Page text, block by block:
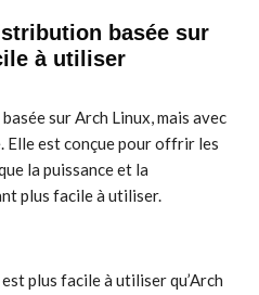
basée sur
à utiliser
sur Arch Linux, mais avec
Elle est conçue pour offrir les
la puissance et la
plus facile à utiliser.
plus facile à utiliser qu’Arch